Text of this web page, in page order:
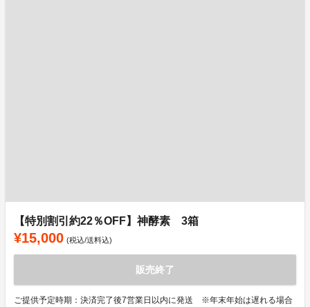
【特別割引約22％OFF】神酵素 3箱
¥15,000 (税込/送料込)
販売終了
ご提供予定時期：決済完了後7営業日以内に発送 ※年末年始は遅れる場合